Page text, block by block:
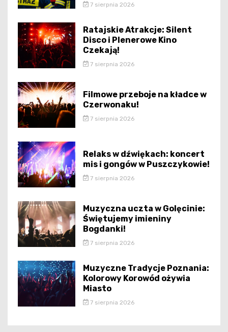
7 sierpnia 2026
Ratajskie Atrakcje: Silent
Disco i Plenerowe Kino
Czekają!
7 sierpnia 2026
Filmowe przeboje na kładce w
Czerwonaku!
7 sierpnia 2026
Relaks w dźwiękach: koncert
mis i gongów w Puszczykowie!
7 sierpnia 2026
Muzyczna uczta w Golęcinie:
Świętujemy imieniny
Bogdanki!
7 sierpnia 2026
Muzyczne Tradycje Poznania:
Kolorowy Korowód ożywia
Miasto
7 sierpnia 2026